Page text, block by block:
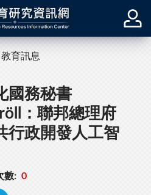
教育訊息
國務秘書
：聯邦總理府
行政開發人工智
數: 0